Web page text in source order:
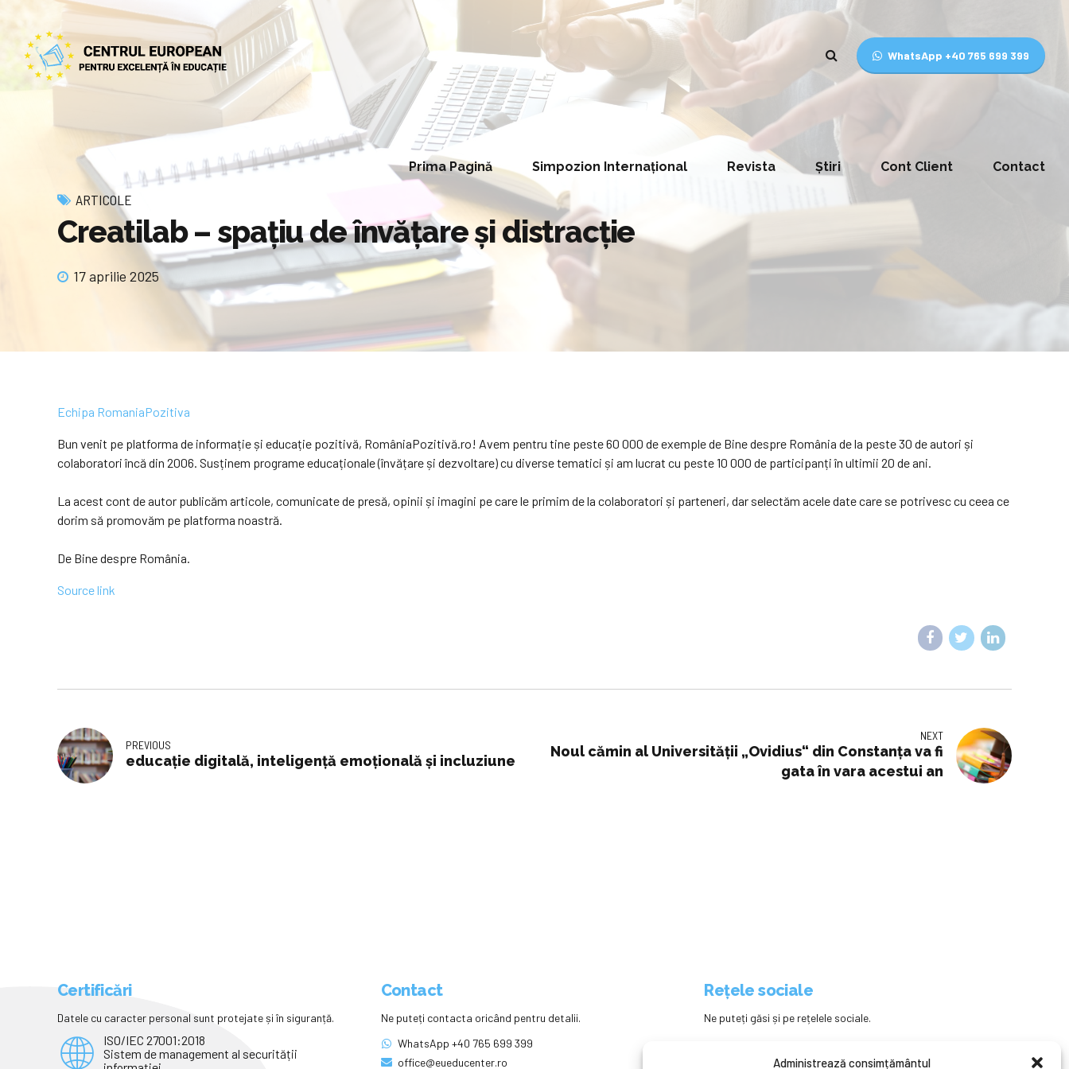
Administrează consimțământul
WhatsApp +40 765 699 399
Prima Pagină Simpozion Internațional Revista Știri Cont Client Contact
ARTICOLE
Creatilab – spațiu de învățare și distracție
17 aprilie 2025
Echipa RomaniaPozitiva
Bun venit pe platforma de informație și educație pozitivă, RomâniaPozitivă.ro! Avem pentru tine peste 60 000 de exemple de Bine despre România de la peste 30 de autori și
colaboratori încă din 2006. Susținem programe educaționale (învățare și dezvoltare) cu diverse tematici și am lucrat cu peste 10 000 de participanți în ultimii 20 de ani.
La acest cont de autor publicăm articole, comunicate de presă, opinii și imagini pe care le primim de la colaboratori și parteneri, dar selectăm acele date care se potrivesc cu ceea ce
dorim să promovăm pe platforma noastră.
De Bine despre România.
Source link
PREVIOUS
educație digitală, inteligență emoțională și incluziune
NEXT
Noul cămin al Universității „Ovidius“ din Constanța va fi
gata în vara acestui an
Certificări
Datele cu caracter personal sunt protejate și în siguranță.
ISO/IEC 27001:2018
Sistem de management al securității
Contact
Ne puteți contacta oricând pentru detalii.
WhatsApp +40 765 699 399
office@eueducenter.ro
Rețele sociale
Ne puteți găsi și pe rețelele sociale.